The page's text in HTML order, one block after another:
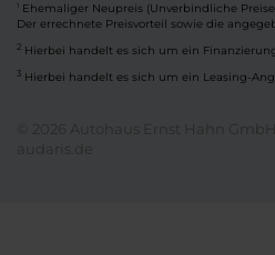
Ehemaliger Neupreis (Unverbindliche
Der errechnete Preisvorteil sowie die
2 Hierbei handelt es sich um ein
3 Hierbei handelt es sich um ein Leasing-